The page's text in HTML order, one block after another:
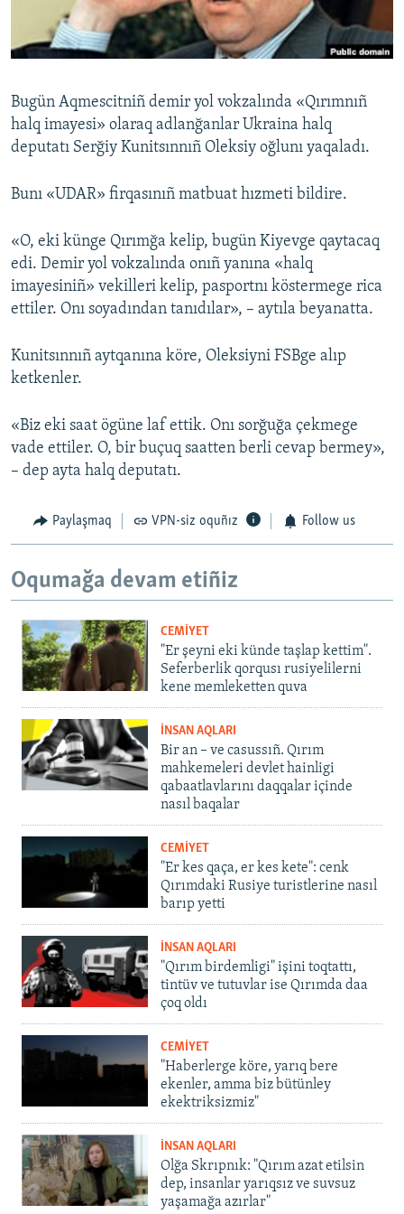
Русский
Українською
QOŞULIÑIZ!
RFE/RS bütün saytları
Bugün Aqmescitniñ demir yol vokzalında «Qırımnıñ
halq imayesi» olaraq adlanğanlar Ukraina halq
deputatı Serğiy Kunitsınnıñ Oleksiy oğlunı yaqaladı.
Bunı «UDAR» firqasınıñ matbuat hızmeti bildire.
«O, eki künge Qırımğa kelip, bugün Kiyevge qaytacaq
edi. Demir yol vokzalında onıñ yanına «halq
imayesiniñ» vekilleri kelip, pasportnı köstermege rica
ettiler. Onı soyadından tanıdılar», – aytıla beyanatta.
Kunitsınnıñ aytqanına köre, Oleksiyni FSBge alıp
ketkenler.
«Biz eki saat ögüne laf ettik. Onı sorğuğa çekmege
vade ettiler. O, bir buçuq saatten berli cevap bermey»,
– dep ayta halq deputatı.
Paylaşmaq VPN-siz oquñız Follow us
Oqumağa devam etiñiz
CEMİYET
"Er şeyni eki künde taşlap kettim".
Seferberlik qorqusı rusiyelilerni
kene memleketten quva
İNSAN AQLARI
Bir an – ve casussıñ. Qırım
mahkemeleri devlet hainligi
qabaatlavlarını daqqalar içinde
nasıl baqalar
CEMİYET
"Er kes qaça, er kes kete": cenk
Qırımdaki Rusiye turistlerine nasıl
barıp yetti
İNSAN AQLARI
"Qırım birdemligi" işini toqtattı,
tintüv ve tutuvlar ise Qırımda daa
çoq oldı
CEMİYET
"Haberlerge köre, yarıq bere
ekenler, amma biz bütünley
ekektriksizmiz"
İNSAN AQLARI
Olğa Skrıpnık: "Qırım azat etilsin
dep, insanlar yarıqsız ve suvsuz
yaşamağa azırlar"